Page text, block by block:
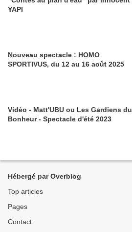
YAPI
Nouveau spectacle : HOMO
SPORTIVUS, du 12 au 16 août 2025
Vidéo - Matt'UBU ou Les Gardiens du
Bonheur - Spectacle d'été 2023
Hébergé par Overblog
Top articles
Pages
Contact